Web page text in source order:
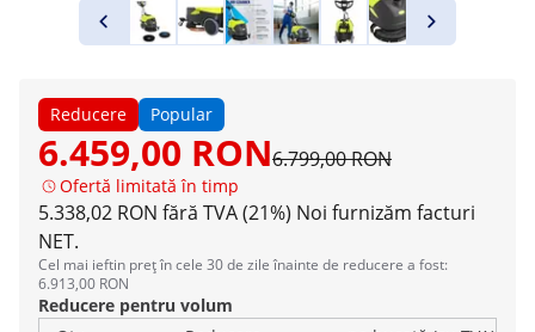
Reducere Popular
6.459,00 RON6.799,00 RON
Ofertă limitată în timp
5.338,02 RON fără TVA (21%) Noi furnizăm facturi
NET.
Cel mai ieftin preț în cele 30 de zile înainte de reducere a fost:
6.913,00 RON
Reducere pentru volum